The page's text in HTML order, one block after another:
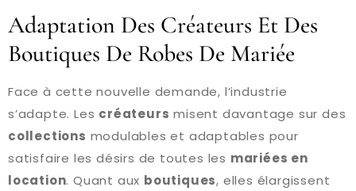
Adaptation Des Créateurs Et Des
Boutiques De Robes De Mariée
Face à cette nouvelle demande, l’industrie
s’adapte. Les créateurs misent davantage sur des
collections modulables et adaptables pour
satisfaire les désirs de toutes les mariées en
location. Quant aux boutiques, elles élargissent